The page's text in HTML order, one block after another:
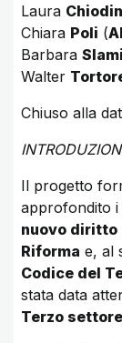
Laura
Chiara Poli (
Barbara
Walter
Chiuso alla
Il progetto
approfondito i
nuovo diritto
Riforma e, al
Codice del
stata data
Terzo